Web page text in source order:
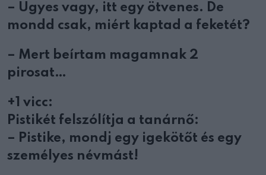
– Ügyes vagy, itt egy ötvenes. De
mondd csak, miért kaptad a feketét?
– Mert beírtam magamnak 2
pirosat…
+1 vicc:
Pistikét felszólítja a tanárnő:
– Pistike, mondj egy igekötőt és egy
személyes névmást!